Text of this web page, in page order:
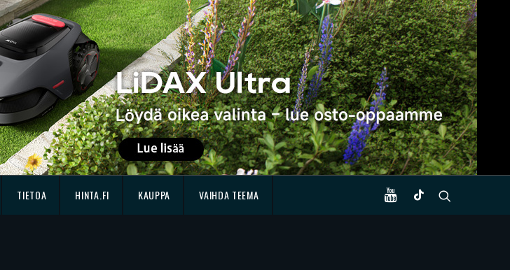
TIETOA HINTA.FI KAUPPA VAIHDA TEEMA